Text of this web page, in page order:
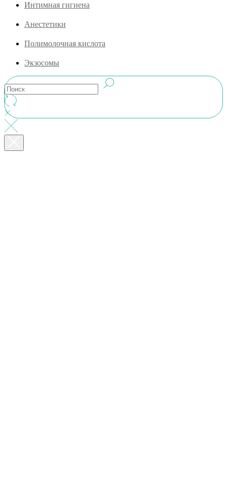
Интимная гигиена
Анестетики
Полимолочная кислота
Экзосомы